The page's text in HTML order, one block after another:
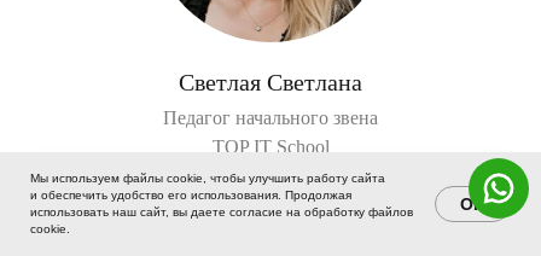
Светлая Светлана
Педагог начального звена
TOP IT School
Мы используем файлы cookie, чтобы улучшить работу сайта
и обеспечить удобство его использования. Продолжая
использовать наш сайт, вы даете согласие на обработку файлов
cookie.
OK
Осталось 5 мест в группе